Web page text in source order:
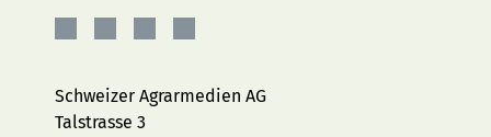
Facebook
Instagram
YouTubeLinkedIn
Schweizer Agrarmedien AG
Talstrasse 3